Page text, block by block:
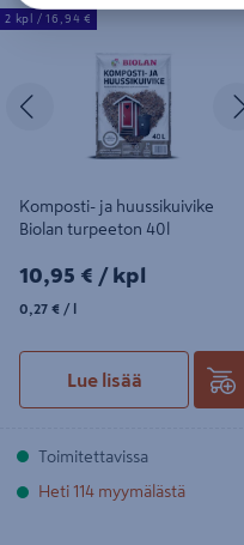
Komposti- ja huussikuivike Biolan
turpeeton 40l
Edellinen
Komposti- ja huussikuivike
Biolan turpeeton 40l
10,95€/kpl
10,95 € / kpl
0,27 € / l
Lue lisää
2 kpl / 16,94 €
Toimitettavissa
Heti 114 myymälästä